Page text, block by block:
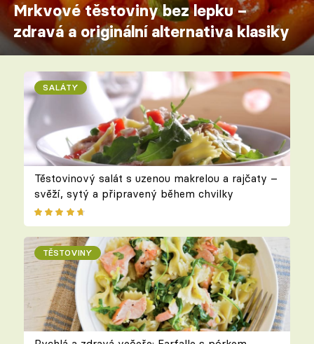
Mrkvové těstoviny bez lepku –
zdravá a originální alternativa klasiky
SALÁTY
Těstovinový salát s uzenou makrelou a rajčaty –
svěží, sytý a připravený během chvilky
TĚSTOVINY